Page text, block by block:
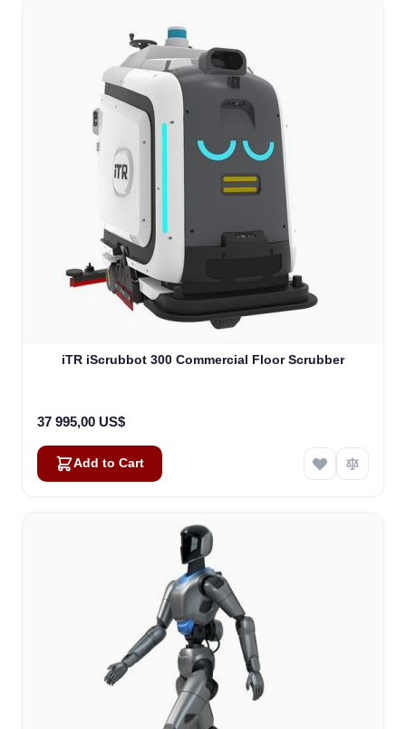
iTR iScrubbot 300 Commercial Floor Scrubber
37 995,00 US$
Add to Cart